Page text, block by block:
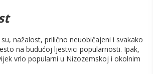
nažalost, prilično neuobičajeni i svakako
na budućoj ljestvici popularnosti. Ipak,
vrlo popularni u Nizozemskoj i okolnim